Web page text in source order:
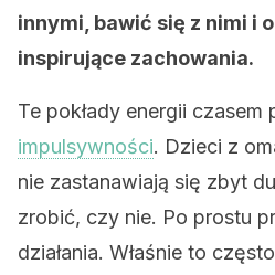
innymi, bawić się z nimi i
inspirujące zachowania.
Te pokłady energii czasem
impulsywności. Dzieci z
nie zastanawiają się zbyt
zrobić, czy nie. Po prostu
działania. Właśnie to